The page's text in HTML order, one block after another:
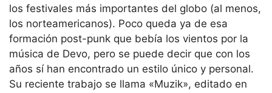
los festivales más importantes del globo (al menos,
los norteamericanos). Poco queda ya de esa
formación post-punk que bebía los vientos por la
música de Devo, pero se puede decir que con los
años sí han encontrado un estilo único y personal.
Su reciente trabajo se llama «Muzik», editado en